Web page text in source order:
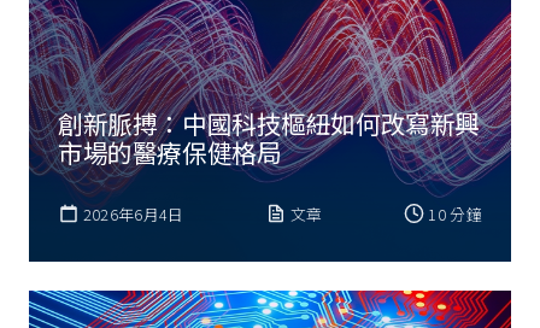
創新脈搏：中國科技樞紐如何改寫新興
市場的醫療保健格局
2026年6月4日 文章 10 分鐘